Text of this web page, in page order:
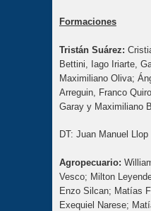
Formaciones
Tristán Suárez:
Bettini, Iago Iriarte,
Maximiliano Oliva;
Arreguin, Franco
Garay y Maximiliano
DT: Juan Manuel Llop
Agropecuario:
Vesco; Milton
Enzo Silcan; Matías
Exequiel Narese;